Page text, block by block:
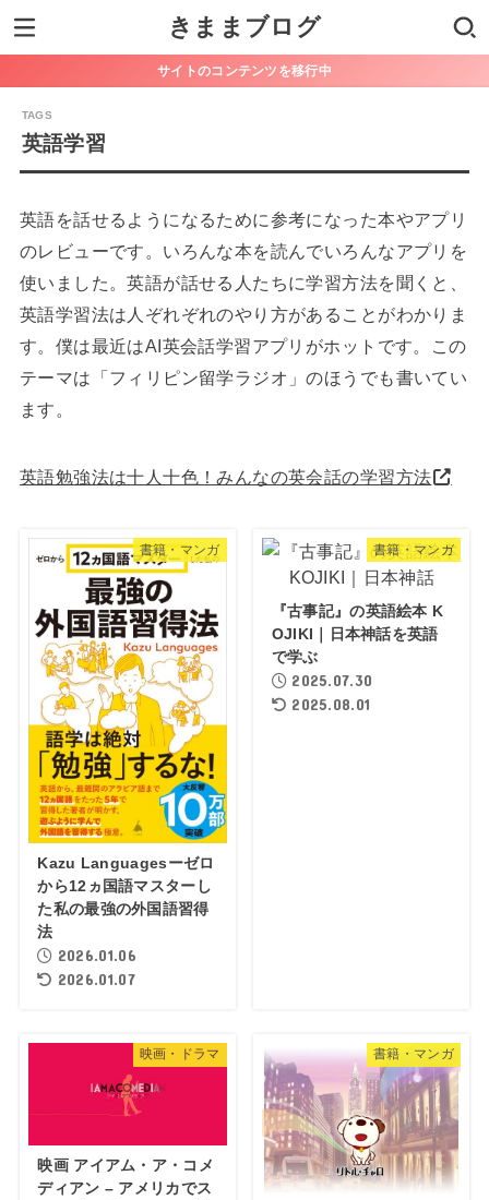
きままブログ
サイトのコンテンツを移行中
英語学習
英語を話せるようになるために参考になった本やアプリ
のレビューです。いろんな本を読んでいろんなアプリを
使いました。英語が話せる人たちに学習方法を聞くと、
英語学習法は人ぞれぞれのやり方があることがわかりま
す。僕は最近はAI英会話学習アプリがホットです。この
テーマは「フィリピン留学ラジオ」のほうでも書いてい
ます。
英語勉強法は十人十色！みんなの英会話の学習方法
書籍・マンガ
Kazu Languagesーゼロ
から12ヵ国語マスターし
た私の最強の外国語習得
法
2026.01.06
2026.01.07
書籍・マンガ
『古事記』の英語絵本 K
OJIKI｜日本神話を英語
で学ぶ
2025.07.30
2025.08.01
映画・ドラマ
映画 アイアム・ア・コメ
ディアン – アメリカでス
書籍・マンガ